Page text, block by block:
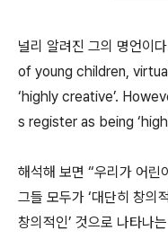
널리 알려진 그의 명언
of young children,
‘highly creative’.
s register as being
해석해 보면 “우리가 어린
그들 모두가 ‘대단히 창의
창의적인’ 것으로 나타나